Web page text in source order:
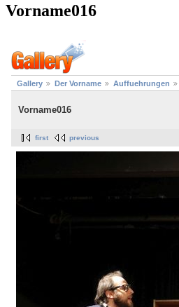
Vorname016
Gallery Der Vorname Auffuehrungen
Vorname016
first previous